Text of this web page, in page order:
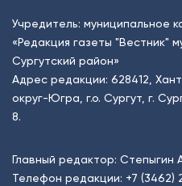
Учредитель: муниципальное
«Редакция газеты "Вестник"
Сургутский район»
Адрес редакции: 628412,
округ-Югра, г.о. Сургут, г.
8.
Главный редактор: Степыгин
Телефон редакции: +7 (3462)